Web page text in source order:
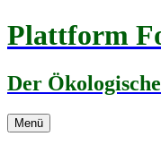
Zum
Inhalt
Plattform
Der
Menü